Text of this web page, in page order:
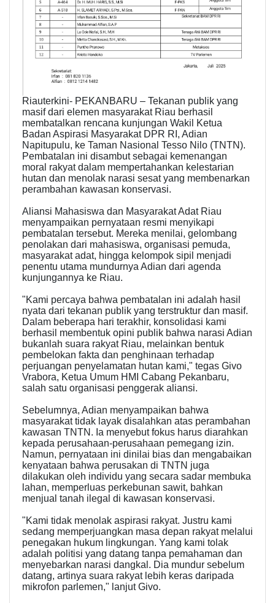
Riauterkini- PEKANBARU – Tekanan publik yang
masif dari elemen masyarakat Riau berhasil
membatalkan rencana kunjungan Wakil Ketua
Badan Aspirasi Masyarakat DPR RI, Adian
Napitupulu, ke Taman Nasional Tesso Nilo (TNTN).
Pembatalan ini disambut sebagai kemenangan
moral rakyat dalam mempertahankan kelestarian
hutan dan menolak narasi sesat yang membenarkan
perambahan kawasan konservasi.
Aliansi Mahasiswa dan Masyarakat Adat Riau
menyampaikan pernyataan resmi menyikapi
pembatalan tersebut. Mereka menilai, gelombang
penolakan dari mahasiswa, organisasi pemuda,
masyarakat adat, hingga kelompok sipil menjadi
penentu utama mundurnya Adian dari agenda
kunjungannya ke Riau.
"Kami percaya bahwa pembatalan ini adalah hasil
nyata dari tekanan publik yang terstruktur dan masif.
Dalam beberapa hari terakhir, konsolidasi kami
berhasil membentuk opini publik bahwa narasi Adian
bukanlah suara rakyat Riau, melainkan bentuk
pembelokan fakta dan penghinaan terhadap
perjuangan penyelamatan hutan kami," tegas Givo
Vrabora, Ketua Umum HMI Cabang Pekanbaru,
salah satu organisasi penggerak aliansi.
Sebelumnya, Adian menyampaikan bahwa
masyarakat tidak layak disalahkan atas perambahan
kawasan TNTN. Ia menyebut fokus harus diarahkan
kepada perusahaan-perusahaan pemegang izin.
Namun, pernyataan ini dinilai bias dan mengabaikan
kenyataan bahwa perusakan di TNTN juga
dilakukan oleh individu yang secara sadar membuka
lahan, memperluas perkebunan sawit, bahkan
menjual tanah ilegal di kawasan konservasi.
"Kami tidak menolak aspirasi rakyat. Justru kami
sedang memperjuangkan masa depan rakyat melalui
penegakan hukum lingkungan. Yang kami tolak
adalah politisi yang datang tanpa pemahaman dan
menyebarkan narasi dangkal. Dia mundur sebelum
datang, artinya suara rakyat lebih keras daripada
mikrofon parlemen," lanjut Givo.